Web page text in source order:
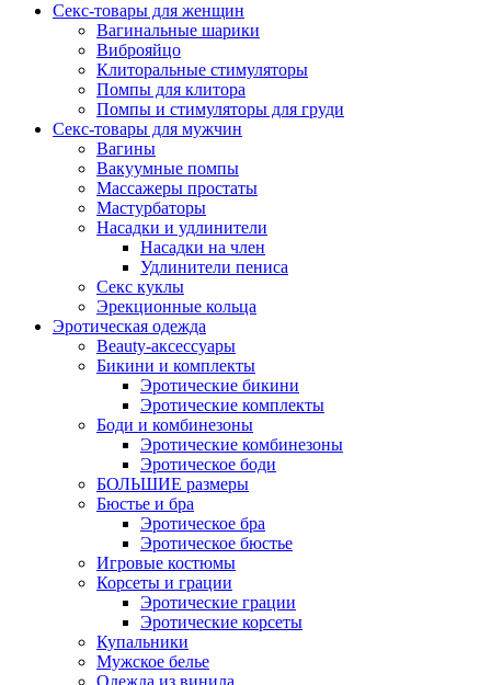
Секс-товары для женщин
Вагинальные шарики
Виброяйцо
Клиторальные стимуляторы
Помпы для клитора
Помпы и стимуляторы для груди
Секс-товары для мужчин
Вагины
Вакуумные помпы
Массажеры простаты
Мастурбаторы
Насадки и удлинители
Насадки на член
Удлинители пениса
Секс куклы
Эрекционные кольца
Эротическая одежда
Beauty-аксессуары
Бикини и комплекты
Эротические бикини
Эротические комплекты
Боди и комбинезоны
Эротические комбинезоны
Эротическое боди
БОЛЬШИЕ размеры
Бюстье и бра
Эротическое бра
Эротическое бюстье
Игровые костюмы
Корсеты и грации
Эротические грации
Эротические корсеты
Купальники
Мужское белье
Одежда из винила